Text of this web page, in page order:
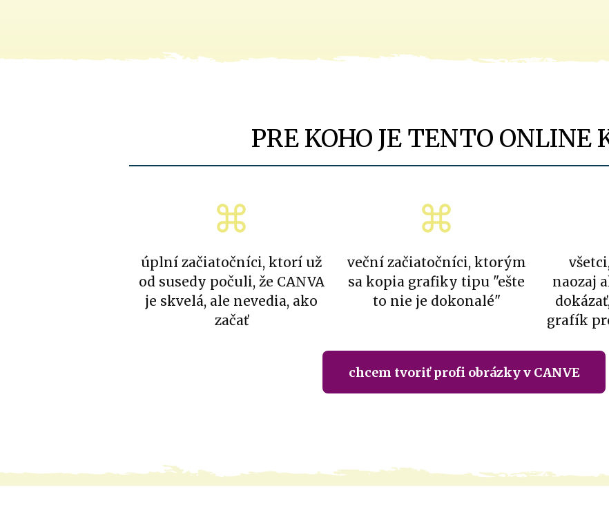
PRE KOHO JE TENTO ONLINE
úplní začiatočníci, ktorí už
od susedy počuli, že CANVA
je skvelá, ale nevedia, ako
začať
veční začiatočníci, ktorým
sa kopia grafiky tipu "ešte
to nie je dokonalé"
naozaj
grafík
chcem tvoriť profi obrázky v CANVE